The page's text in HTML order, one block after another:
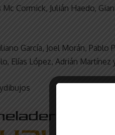
Cormick, Julián Haedo,
García, Joel Morán, Pablo
Elías López, Adrián